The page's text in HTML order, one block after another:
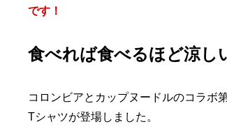
です！
食べれば食べるほど涼し
コロンビアとカップヌードルのコラボ
Tシャツが登場しました。